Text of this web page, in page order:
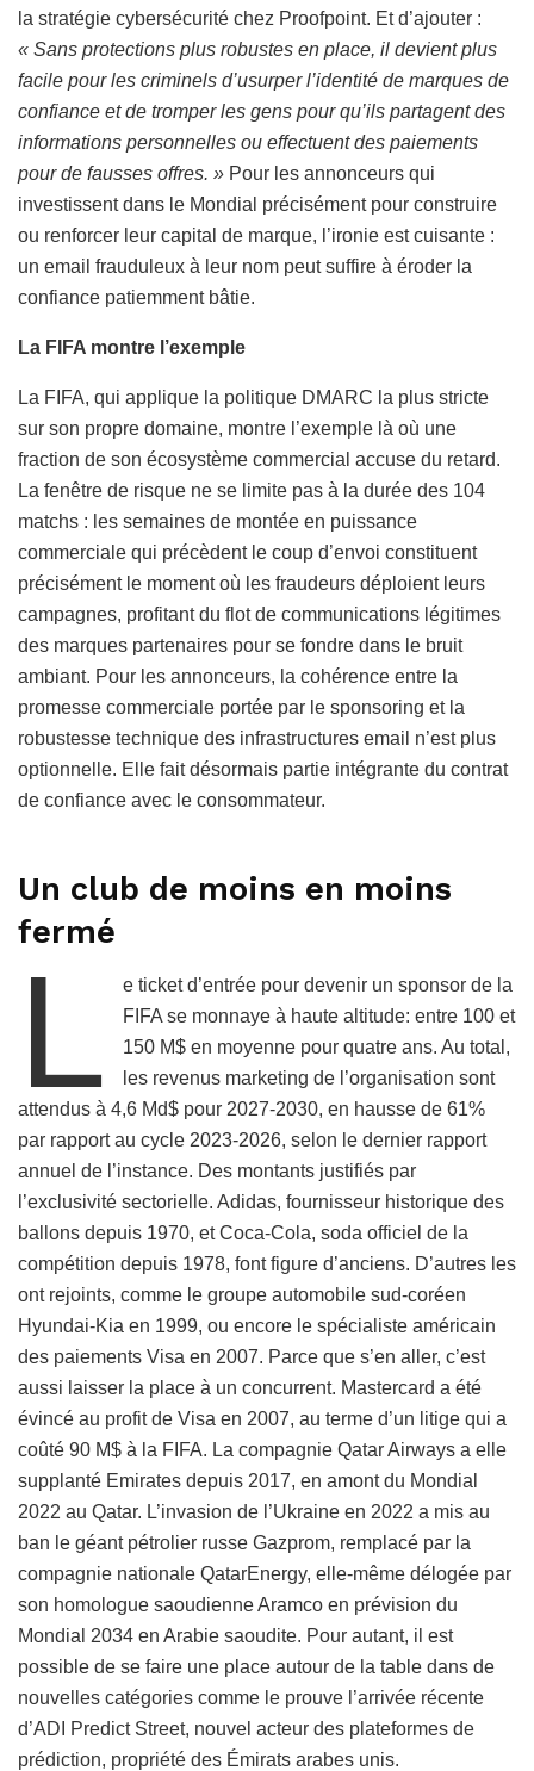
la stratégie cybersécurité chez Proofpoint. Et d’ajouter :
« Sans protections plus robustes en place, il devient plus
facile pour les criminels d’usurper l’identité de marques de
confiance et de tromper les gens pour qu’ils partagent des
informations personnelles ou effectuent des paiements
pour de fausses offres. » Pour les annonceurs qui
investissent dans le Mondial précisément pour construire
ou renforcer leur capital de marque, l’ironie est cuisante :
un email frauduleux à leur nom peut suffire à éroder la
confiance patiemment bâtie.
La FIFA montre l’exemple
La FIFA, qui applique la politique DMARC la plus stricte
sur son propre domaine, montre l’exemple là où une
fraction de son écosystème commercial accuse du retard.
La fenêtre de risque ne se limite pas à la durée des 104
matchs : les semaines de montée en puissance
commerciale qui précèdent le coup d’envoi constituent
précisément le moment où les fraudeurs déploient leurs
campagnes, profitant du flot de communications légitimes
des marques partenaires pour se fondre dans le bruit
ambiant. Pour les annonceurs, la cohérence entre la
promesse commerciale portée par le sponsoring et la
robustesse technique des infrastructures email n’est plus
optionnelle. Elle fait désormais partie intégrante du contrat
de confiance avec le consommateur.
Un club de moins en moins
fermé
L
e ticket d’entrée pour devenir un sponsor de la
FIFA se monnaye à haute altitude: entre 100 et
150 M$ en moyenne pour quatre ans. Au total,
les revenus marketing de l’organisation sont
attendus à 4,6 Md$ pour 2027-2030, en hausse de 61%
par rapport au cycle 2023-2026, selon le dernier rapport
annuel de l’instance. Des montants justifiés par
l’exclusivité sectorielle. Adidas, fournisseur historique des
ballons depuis 1970, et Coca-Cola, soda officiel de la
compétition depuis 1978, font figure d’anciens. D’autres les
ont rejoints, comme le groupe automobile sud-coréen
Hyundai-Kia en 1999, ou encore le spécialiste américain
des paiements Visa en 2007. Parce que s’en aller, c’est
aussi laisser la place à un concurrent. Mastercard a été
évincé au profit de Visa en 2007, au terme d’un litige qui a
coûté 90 M$ à la FIFA. La compagnie Qatar Airways a elle
supplanté Emirates depuis 2017, en amont du Mondial
2022 au Qatar. L’invasion de l’Ukraine en 2022 a mis au
ban le géant pétrolier russe Gazprom, remplacé par la
compagnie nationale QatarEnergy, elle-même délogée par
son homologue saoudienne Aramco en prévision du
Mondial 2034 en Arabie saoudite. Pour autant, il est
possible de se faire une place autour de la table dans de
nouvelles catégories comme le prouve l’arrivée récente
d’ADI Predict Street, nouvel acteur des plateformes de
prédiction, propriété des Émirats arabes unis.